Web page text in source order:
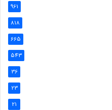
961
818
665
543
36
23
21